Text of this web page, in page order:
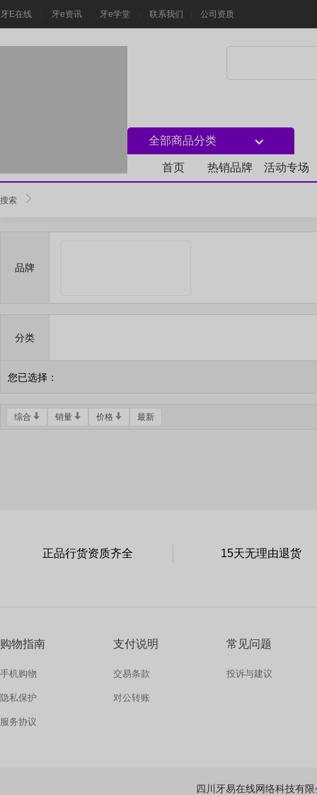
牙E在线 牙e资讯 牙e学堂 联系我们 公司资质
全部商品分类
首页 热销品牌 活动专场
搜索
品牌
分类
您已选择：
综合 销量 价格 最新
正品行货资质齐全 15天无理由退货
购物指南
手机购物
隐私保护
服务协议
支付说明
交易条款
对公转账
常见问题
投诉与建议
四川牙易在线网络科技有